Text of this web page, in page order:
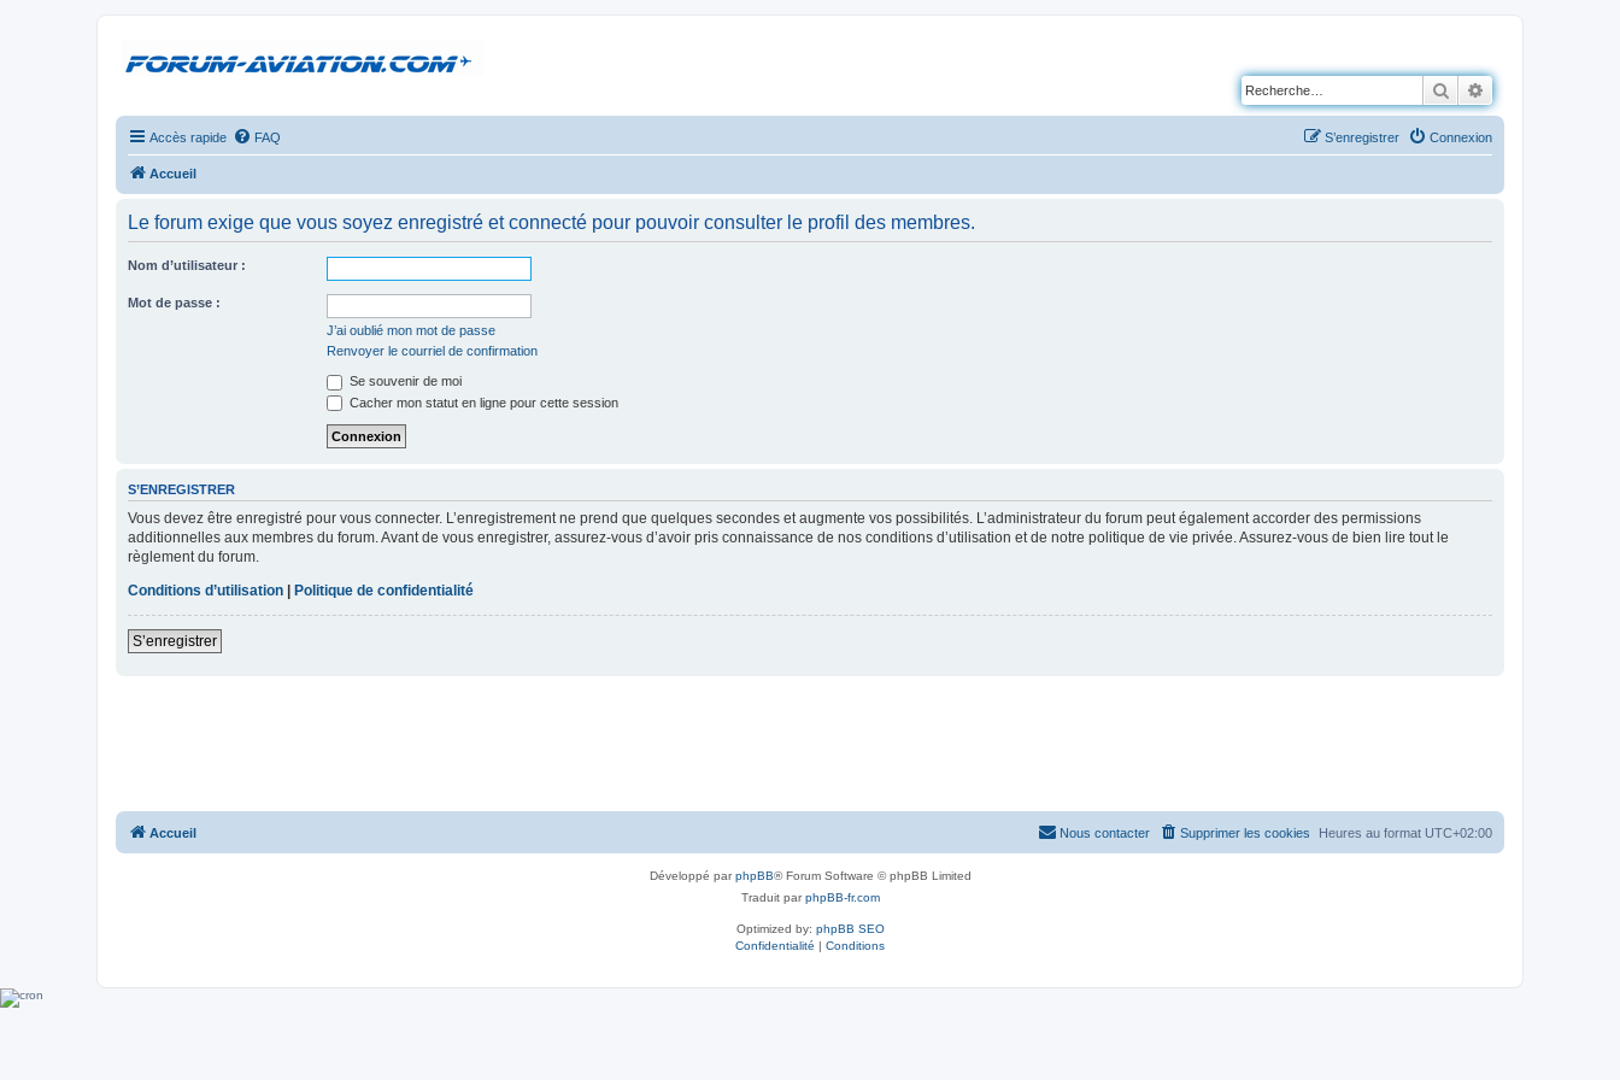
Rechercher
Accès rapide FAQ Connexion
S’enregistrer
Accueil
Le forum exige que vous soyez enregistré et connecté pour pouvoir consulter le profil des membres.
Nom d’utilisateur :
Mot de passe :
J’ai oublié mon mot de passe
Renvoyer le courriel de confirmation
Se souvenir de moi
Cacher mon statut en ligne pour cette session
S’ENREGISTRER
Vous devez être enregistré pour vous connecter. L’enregistrement ne prend que quelques secondes et augmente vos possibilités. L’administrateur du forum peut également accorder des permissions
additionnelles aux membres du forum. Avant de vous enregistrer, assurez-vous d’avoir pris connaissance de nos conditions d’utilisation et de notre politique de vie privée. Assurez-vous de bien lire tout le
règlement du forum.
Conditions d’utilisation | Politique de confidentialité
S’enregistrer
Accueil Heures au format UTC+02:00
Supprimer les cookies
Nous contacter
Développé parphpBB® Forum Software © phpBB Limited
Traduit parphpBB-fr.com
Optimized by: phpBB SEO
Confidentialité | Conditions